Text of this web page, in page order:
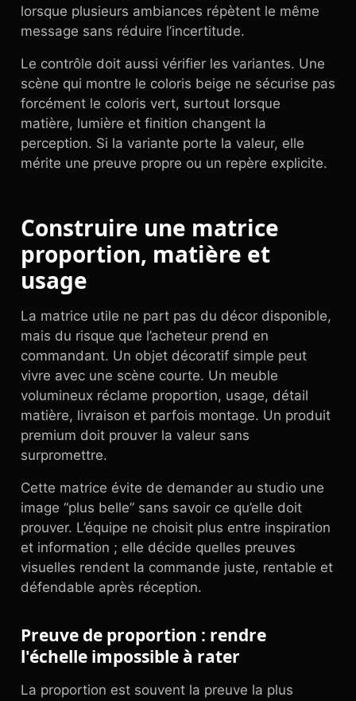
lorsque plusieurs ambiances répètent le même
message sans réduire l’incertitude.
Le contrôle doit aussi vérifier les variantes. Une
scène qui montre le coloris beige ne sécurise pas
forcément le coloris vert, surtout lorsque
matière, lumière et finition changent la
perception. Si la variante porte la valeur, elle
mérite une preuve propre ou un repère explicite.
Construire une matrice
proportion, matière et
usage
La matrice utile ne part pas du décor disponible,
mais du risque que l’acheteur prend en
commandant. Un objet décoratif simple peut
vivre avec une scène courte. Un meuble
volumineux réclame proportion, usage, détail
matière, livraison et parfois montage. Un produit
premium doit prouver la valeur sans
surpromettre.
Cette matrice évite de demander au studio une
image “plus belle” sans savoir ce qu’elle doit
prouver. L’équipe ne choisit plus entre inspiration
et information ; elle décide quelles preuves
visuelles rendent la commande juste, rentable et
défendable après réception.
Preuve de proportion : rendre
l'échelle impossible à rater
La proportion est souvent la preuve la plus